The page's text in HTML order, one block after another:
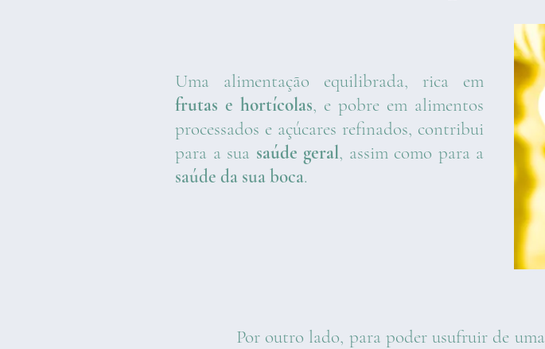
Uma alimentação equilibrada, rica em
frutas e hortícolas, e pobre em alimentos
processados e açúcares refinados, contribui
para a sua saúde geral, assim como para a
saúde da sua boca.
Por outro lado, para poder usufruir de uma